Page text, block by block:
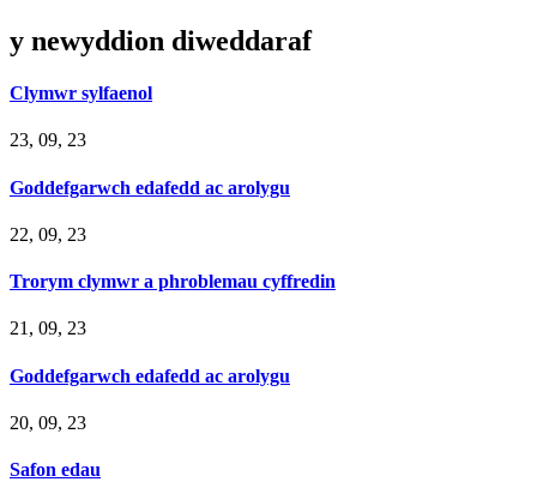
y newyddion diweddaraf
Clymwr sylfaenol
23, 09, 23
Goddefgarwch edafedd ac arolygu
22, 09, 23
Trorym clymwr a phroblemau cyffredin
21, 09, 23
Goddefgarwch edafedd ac arolygu
20, 09, 23
Safon edau